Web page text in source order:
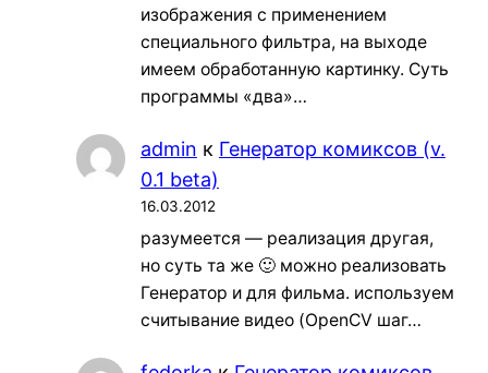
изображения с применением
специального фильтра, на выходе
имеем обработанную картинку. Суть
программы «два»…
admin к Генератор комиксов (v.
0.1 beta)
16.03.2012
разумеется — реализация другая,
но суть та же 🙂 можно реализовать
Генератор и для фильма. используем
считывание видео (OpenCV шаг…